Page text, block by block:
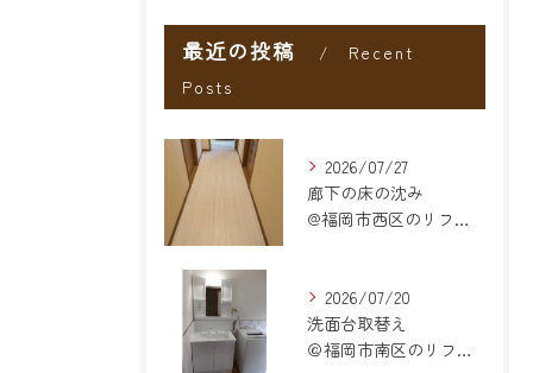
最近の投稿
Recent
Posts
2026/07/27
廊下の床の沈み
@福岡市西区のリフォーム
2026/07/20
洗面台取替え
＠福岡市南区のリフォーム